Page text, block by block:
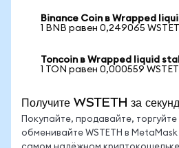
Binance Coin в Wrapped
1 BNB равен 0,249065
Toncoin в Wrapped liquid
1 TON равен 0,000559
Получите WSTETH за
Покупайте, продавайте, торгуйте
обменивайте WSTETH в MetaMask